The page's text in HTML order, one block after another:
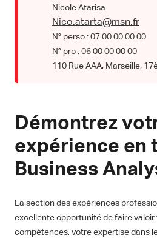
Nicole Atarisa
Nico.atarta@msn.fr
N° perso : 07 00 00 00 00
N° pro : 06 00 00 00 00
110 Rue AAA, Marseille,
Démontrez
expérience en
Business
La section des expériences
excellente opportunité de faire valoir
compétences, votre expertise dans